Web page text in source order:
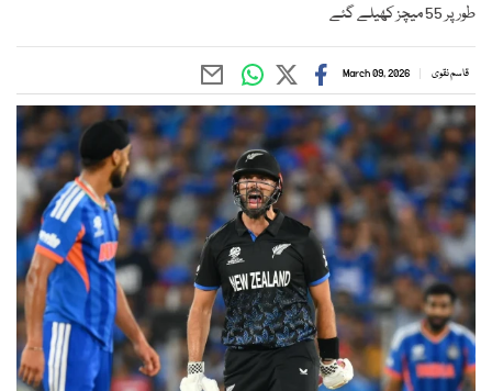
طور پر 55 میچز کھیلے گئے
قاسم نقوی March 09, 2026